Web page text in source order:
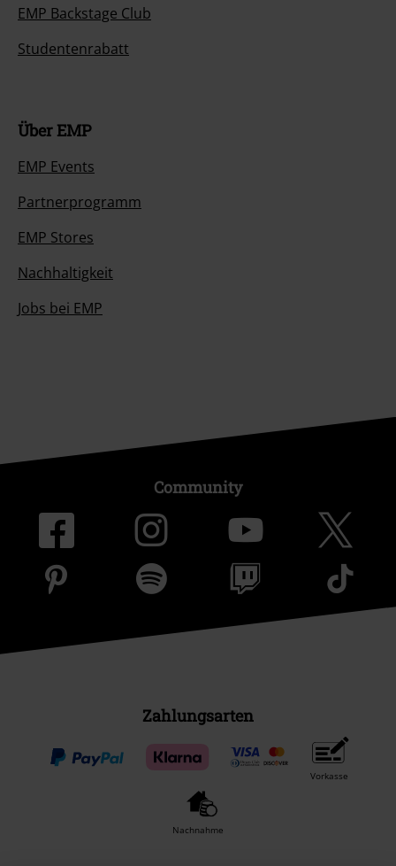
EMP Backstage Club
Studentenrabatt
Über EMP
EMP Events
Partnerprogramm
EMP Stores
Nachhaltigkeit
Jobs bei EMP
Community
Zahlungsarten
Vorkasse
Nachnahme